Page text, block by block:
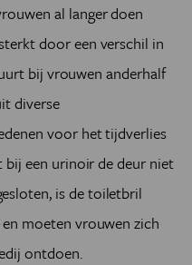
al langer doen
door een verschil in
bij vrouwen anderhalf
diverse
voor het tijdverlies
bij een urinoir de deur niet
is de toiletbril
moeten vrouwen zich
ontdoen.